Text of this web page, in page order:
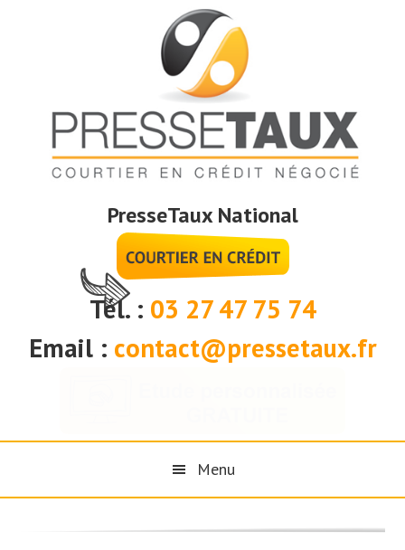
PresseTaux National
Tél. : 03 27 47 75 74
Email : contact@pressetaux.fr
Menu